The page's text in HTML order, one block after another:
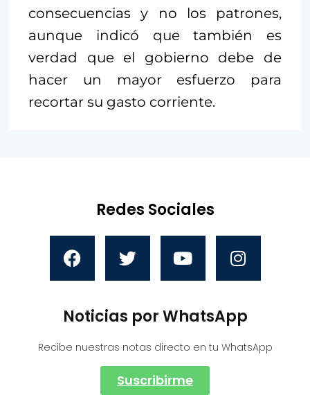
consecuencias y no los patrones,
aunque indicó que también es
verdad que el gobierno debe de
hacer un mayor esfuerzo para
recortar su gasto corriente.
Redes Sociales
Noticias por WhatsApp
Recibe nuestras notas directo en tu WhatsApp
Suscribirme